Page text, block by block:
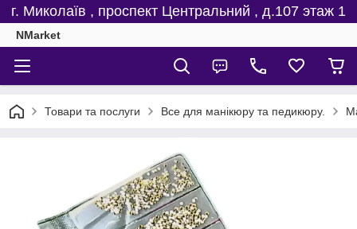
г. Миколаїв , проспект Центральний , д.107 этаж 1
NMarket
Товари та послуги Все для манікюру та педикюру.